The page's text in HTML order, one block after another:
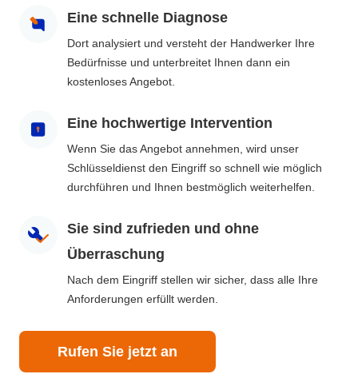
Eine schnelle Diagnose
Dort analysiert und versteht der Handwerker Ihre
Bedürfnisse und unterbreitet Ihnen dann ein
kostenloses Angebot.
Eine hochwertige Intervention
Wenn Sie das Angebot annehmen, wird unser
Schlüsseldienst den Eingriff so schnell wie möglich
durchführen und Ihnen bestmöglich weiterhelfen.
Sie sind zufrieden und ohne
Überraschung
Nach dem Eingriff stellen wir sicher, dass alle Ihre
Anforderungen erfüllt werden.
Rufen Sie jetzt an